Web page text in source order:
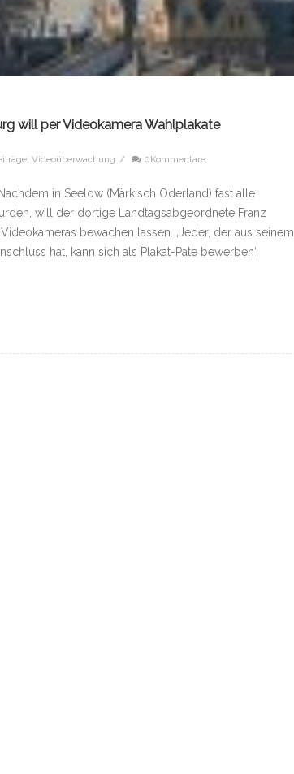
will per Videokamera Wahlplakate
Videoüberwachung / 0Kommentare
in Seelow (Märkisch Oderland) fast alle
will der dortige Landtagsabgeordnete Franz
bewachen lassen. ‚Jeder, der aus seinem
hat, kann sich als Plakat-Pate bewerben‘,